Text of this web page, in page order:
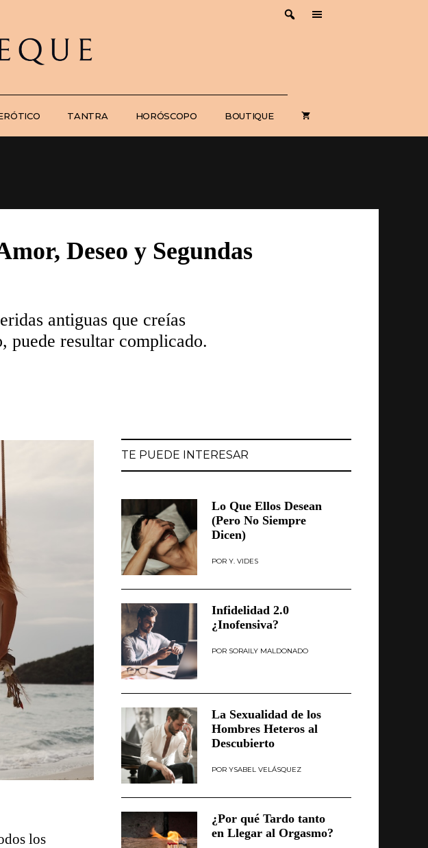
TANTRA HORÓSCOPO BOUTIQUE
Deseo y Segundas
antiguas que creías
puede resultar complicado.
los
TE PUEDE INTERESAR
Lo Que Ellos Desean
(Pero No Siempre
Dicen)
Y. VIDES
Infidelidad 2.0
¿Inofensiva?
SORAILY MALDONADO
La Sexualidad de los
Hombres Heteros al
Descubierto
YSABEL VELÁSQUEZ
¿Por qué Tardo tanto
en Llegar al Orgasmo?